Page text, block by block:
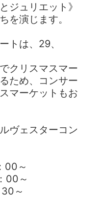
ジュリエット》
を演じます。
トは、29、
クリスマスマー
ため、コンサー
マーケットもお
ヴェスターコン
00～
00～
～